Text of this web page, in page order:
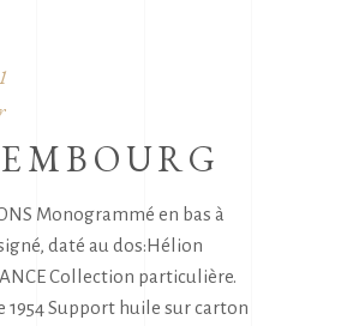
Monogrammé en bas à
daté au dos:Hélion
Collection particulière.
1954 Support huile sur carton